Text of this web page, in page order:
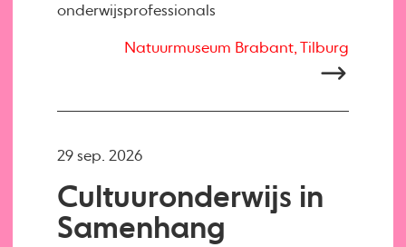
onderwijsprofessionals
Natuurmuseum Brabant, Tilburg
Cultuuronderwijs in
Samenhang
29 sep. 2026